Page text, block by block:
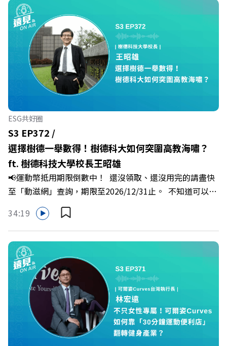
Firstory Podcast 廣告 —— 你常在職場中感到焦慮、害怕
犯錯，甚至覺得自己正遭受不友善的對待或霸凌嗎？當工作
中的人際摩擦、怕輸怕失敗的緊繃感成為日常，我們不能只
是委屈討好或一味逃避，更需要學會看透人際互動底層的
「職場冰山」。 本集《遠見 ON AIR》邀請到薩提爾模式溝
通引導師、天下文化新書《透視職場冰山》作者李崇義與謝
佳芸老師，帶你透過「冰山理論」拆解職場上的對立與衝
突，學會用「好奇」代替「批判」。即使在變動快速的AI時
代，也能幫自己打造不被成敗輕易定義的強韌自我。 🔺 職
場衝突與霸凌從何而來？🔺 如何用「冰山對話」看穿主管
焦慮，將對立化為合作？🔺 怎麼做到「好奇少一點、批判
少一點」？🔺 面對AI時代的職涯焦慮，如何把自我價值打
分權拿回手裡？ +++++📓《透視職場冰山》新書介紹
>>>https://bookzone.cwgv.com.tw/book/BWL108🎂歡
慶遠見40歲生日！手速搶下破天荒的獨家優惠
>>>https://gvmkt.pse.is/9e5pbz✨關注《遠見》更多的社
群：LINE：https://reurl.cc/A4ELQpIG：
Powered by Firstory Hosting
ESG共好圈
S3 EP372 /
選擇樹德一舉數得！樹德科大如何突圍高教海嘯？
ft. 樹德科技大學校長王昭雄
📢運動幣抵用期限倒數中！ 還沒領取、還沒用完的請盡快
至「動滋網」查詢，期限至2026/12/31止。 不知道可以在
哪裡使用嗎？ 上「動滋網」【合作店家】專區，全台五千
多家合作業者任你選，馬上來找適用地點！ ➡️
https://fstry.pse.is/9epct2 —— 以上為 FMTaiwan 與
Firstory Podcast 廣告 —— 在少子化浪潮、私校面臨退場
海嘯的嚴峻考驗下，南台灣的技職學校該如何轉型突圍？
本集《遠見ON AIR》邀請到樹德科技大學校長王昭雄，帶
你解析樹德科大如何打造出兼顧學校永續發展與地方創生的
技職教育新典範！ 🔺如何從「傳統私校」轉型為「產學無
縫接軌者」？ 🔺AI如何深度賦能設計與人文學科學群？ 🔺
首創「菲律賓半導體專班」！驚豔科技界的國際精準育才
🔺一舉拿下4大USR專案！深耕地方的溫暖社會責任平台 主
34:19